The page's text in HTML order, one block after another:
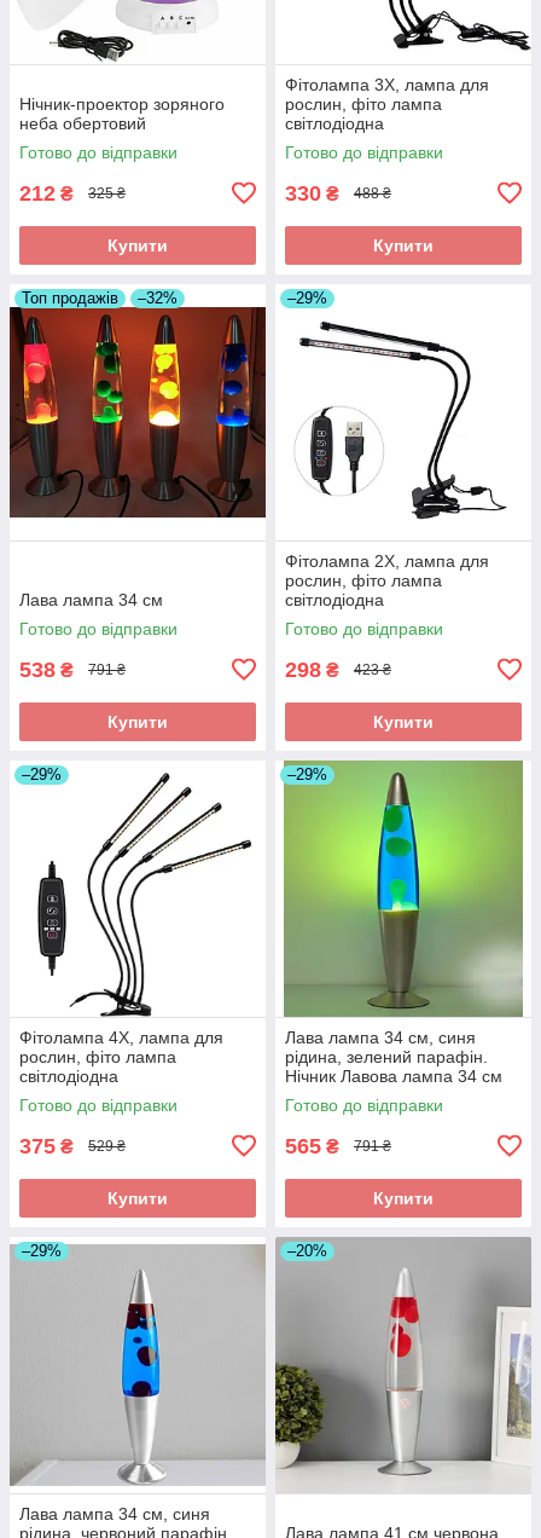
Нічник-проектор зоряного
неба обертовий
Готово до відправки
212 ₴ 325 ₴
Купити
Фітолампа 3X, лампа для
рослин, фіто лампа
світлодіодна
Готово до відправки
330 ₴ 488 ₴
Купити
Топ продажів –32%
Лава лампа 34 см
Готово до відправки
538 ₴ 791 ₴
Купити
–29%
Фітолампа 2X, лампа для
рослин, фіто лампа
світлодіодна
Готово до відправки
298 ₴ 423 ₴
Купити
–29%
Фітолампа 4X, лампа для
рослин, фіто лампа
світлодіодна
Готово до відправки
375 ₴ 529 ₴
Купити
–29%
Лава лампа 34 см, синя
рідина, зелений парафін.
Нічник Лавова лампа 34 см
Готово до відправки
565 ₴ 791 ₴
Купити
–29%
Лава лампа 34 см, синя
рідина, червоний парафін.
–20%
Лава лампа 41 см червона,